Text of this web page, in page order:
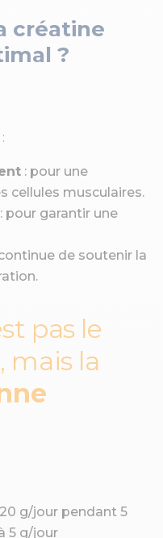
créatine
?
: pour une
cellules musculaires.
: pour garantir une
de soutenir la
pas le
mais la
g/jour pendant 5
5 g/jour